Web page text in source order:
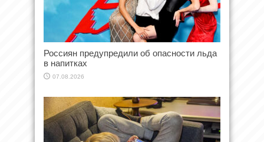
Россиян предупредили об опасности льда
в напитках
07.08.2026